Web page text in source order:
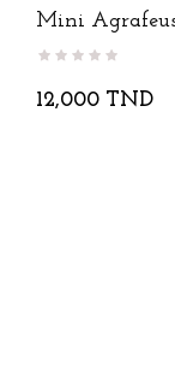
Mini
Unicorne
12,000 TND